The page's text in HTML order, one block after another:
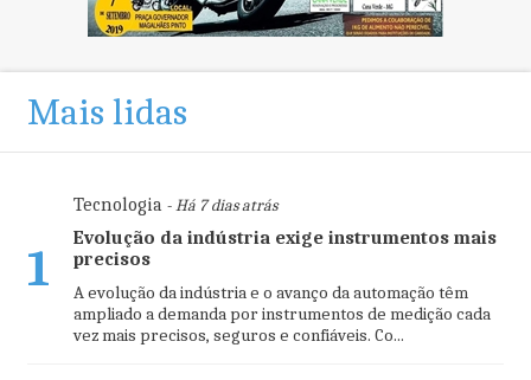
Mais lidas
1
Tecnologia- Há 7 dias atrás
Evolução da indústria exige instrumentos mais
precisos
A evolução da indústria e o avanço da automação têm
ampliado a demanda por instrumentos de medição cada
vez mais precisos, seguros e confiáveis. Co...